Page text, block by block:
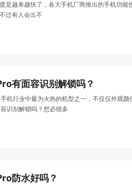
是越来越快了，各大手机厂商推出的手机功
过有人会出不
有面容识别解锁吗？
机行业中最为火热的机型之一，不仅仅外观
识别解锁吗？想必很多
防水好吗？